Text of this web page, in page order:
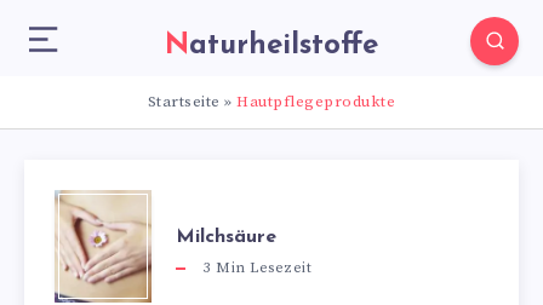
Naturheilstoffe
Startseite »Hautpflegeprodukte
Milchsäure
3 Min Lesezeit